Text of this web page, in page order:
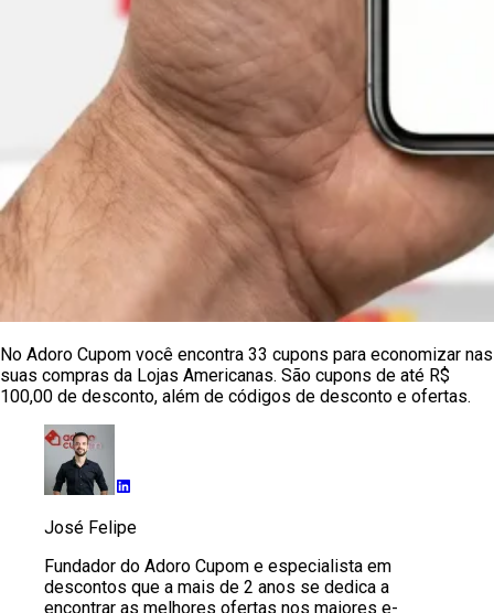
No Adoro Cupom você encontra 33 cupons para economizar nas
suas compras da Lojas Americanas. São cupons de até R$
100,00 de desconto, além de códigos de desconto e ofertas.
José Felipe
Fundador do Adoro Cupom e especialista em
descontos que a mais de 2 anos se dedica a
encontrar as melhores ofertas nos maiores e-